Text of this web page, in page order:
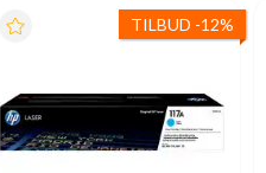
TILBUD -12%